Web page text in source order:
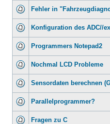
Fehler in
Konfiguration des ADC//
Programmers Notepad2
Nochmal LCD Probleme
Sensordaten berechnen
Parallelprogrammer?
Fragen zu C